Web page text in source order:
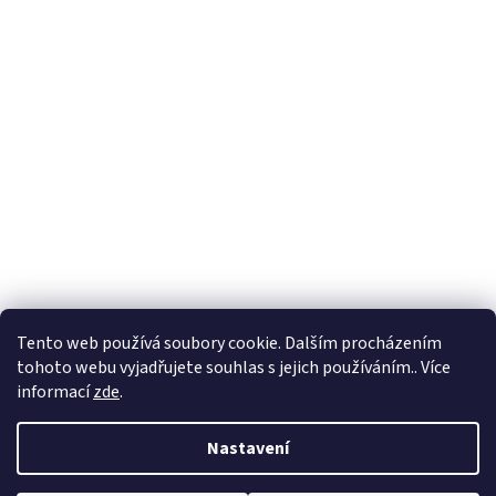
Tento web používá soubory cookie. Dalším procházením
tohoto webu vyjadřujete souhlas s jejich používáním.. Více
informacízde.
Nastavení
Sledovat na Instagramu
Vytvořil Shoptet